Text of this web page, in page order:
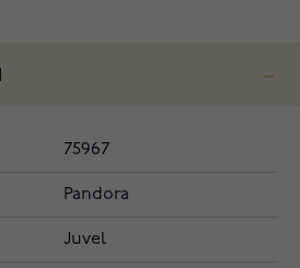
75967
Pandora
Juvel